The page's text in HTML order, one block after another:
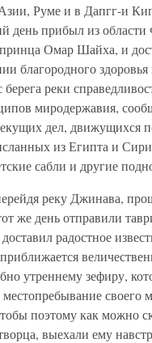
Руме и в Дапгг-и
прибыл из области
Омар Шайха, и
благородного
реки
миродержавия,
дел, движущихся
из Египта и
сабли и другие
реку Джинава,
же день отправили
радостное
утреннему зефиру,
местопребывание
поэтому как можно
выехали ему